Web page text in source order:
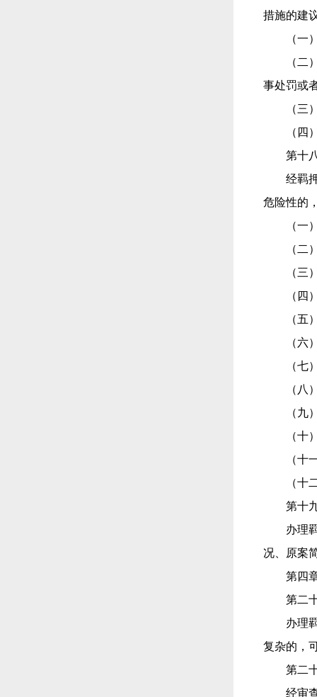
措施的建
（一
（二
事处罚或
（三
（四
第十
经羁
危险性的
（一
（二
（三
（四
（五
（六
（七
（八
（九
（十
（十
（十
第十
办理
况、原案
第四
第二
办理
复杂的，
第二
经审